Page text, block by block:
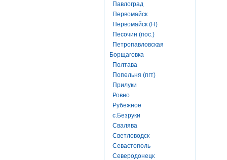
Павлоград
Первомайск
Первомайск (Н)
Песочин (пос.)
Петропавловская
Борщаговка
Полтава
Попельня (пгт)
Прилуки
Ровно
Рубежное
с.Безруки
Свалява
Светловодск
Севастополь
Северодонецк